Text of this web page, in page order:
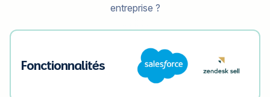
entreprise ?
Fonctionnalités